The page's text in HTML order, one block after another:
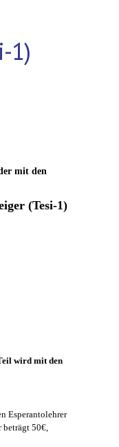
1)
mit den
(Tesi-1)
wird mit den
Esperantolehrer
50€,